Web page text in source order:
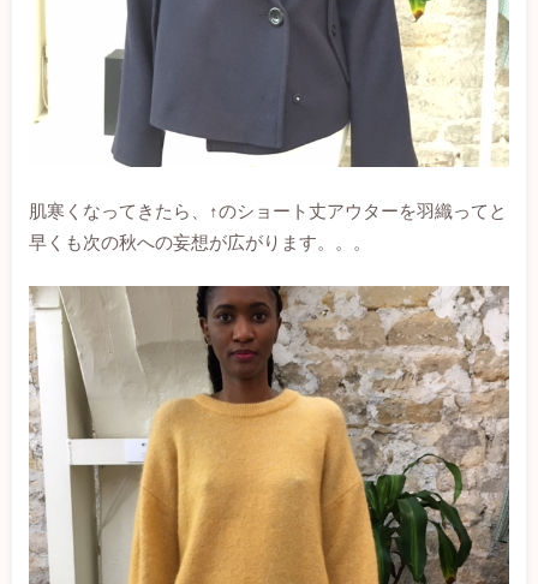
肌寒くなってきたら、↑のショート丈アウターを羽織ってと
早くも次の秋への妄想が広がります。。。